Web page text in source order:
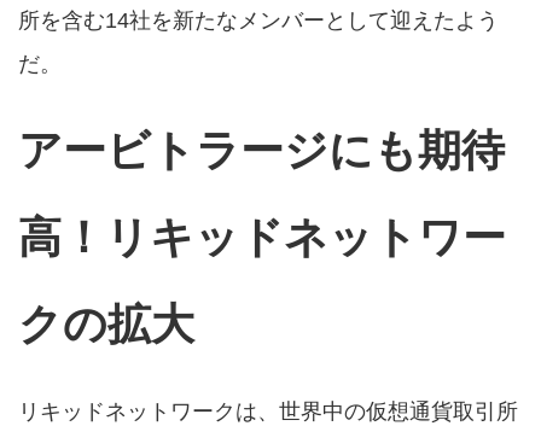
所を含む14社を新たなメンバーとして迎えたよう
だ。
アービトラージにも期待
高！リキッドネットワー
クの拡大
リキッドネットワーク は、世界中の仮想通貨取引所